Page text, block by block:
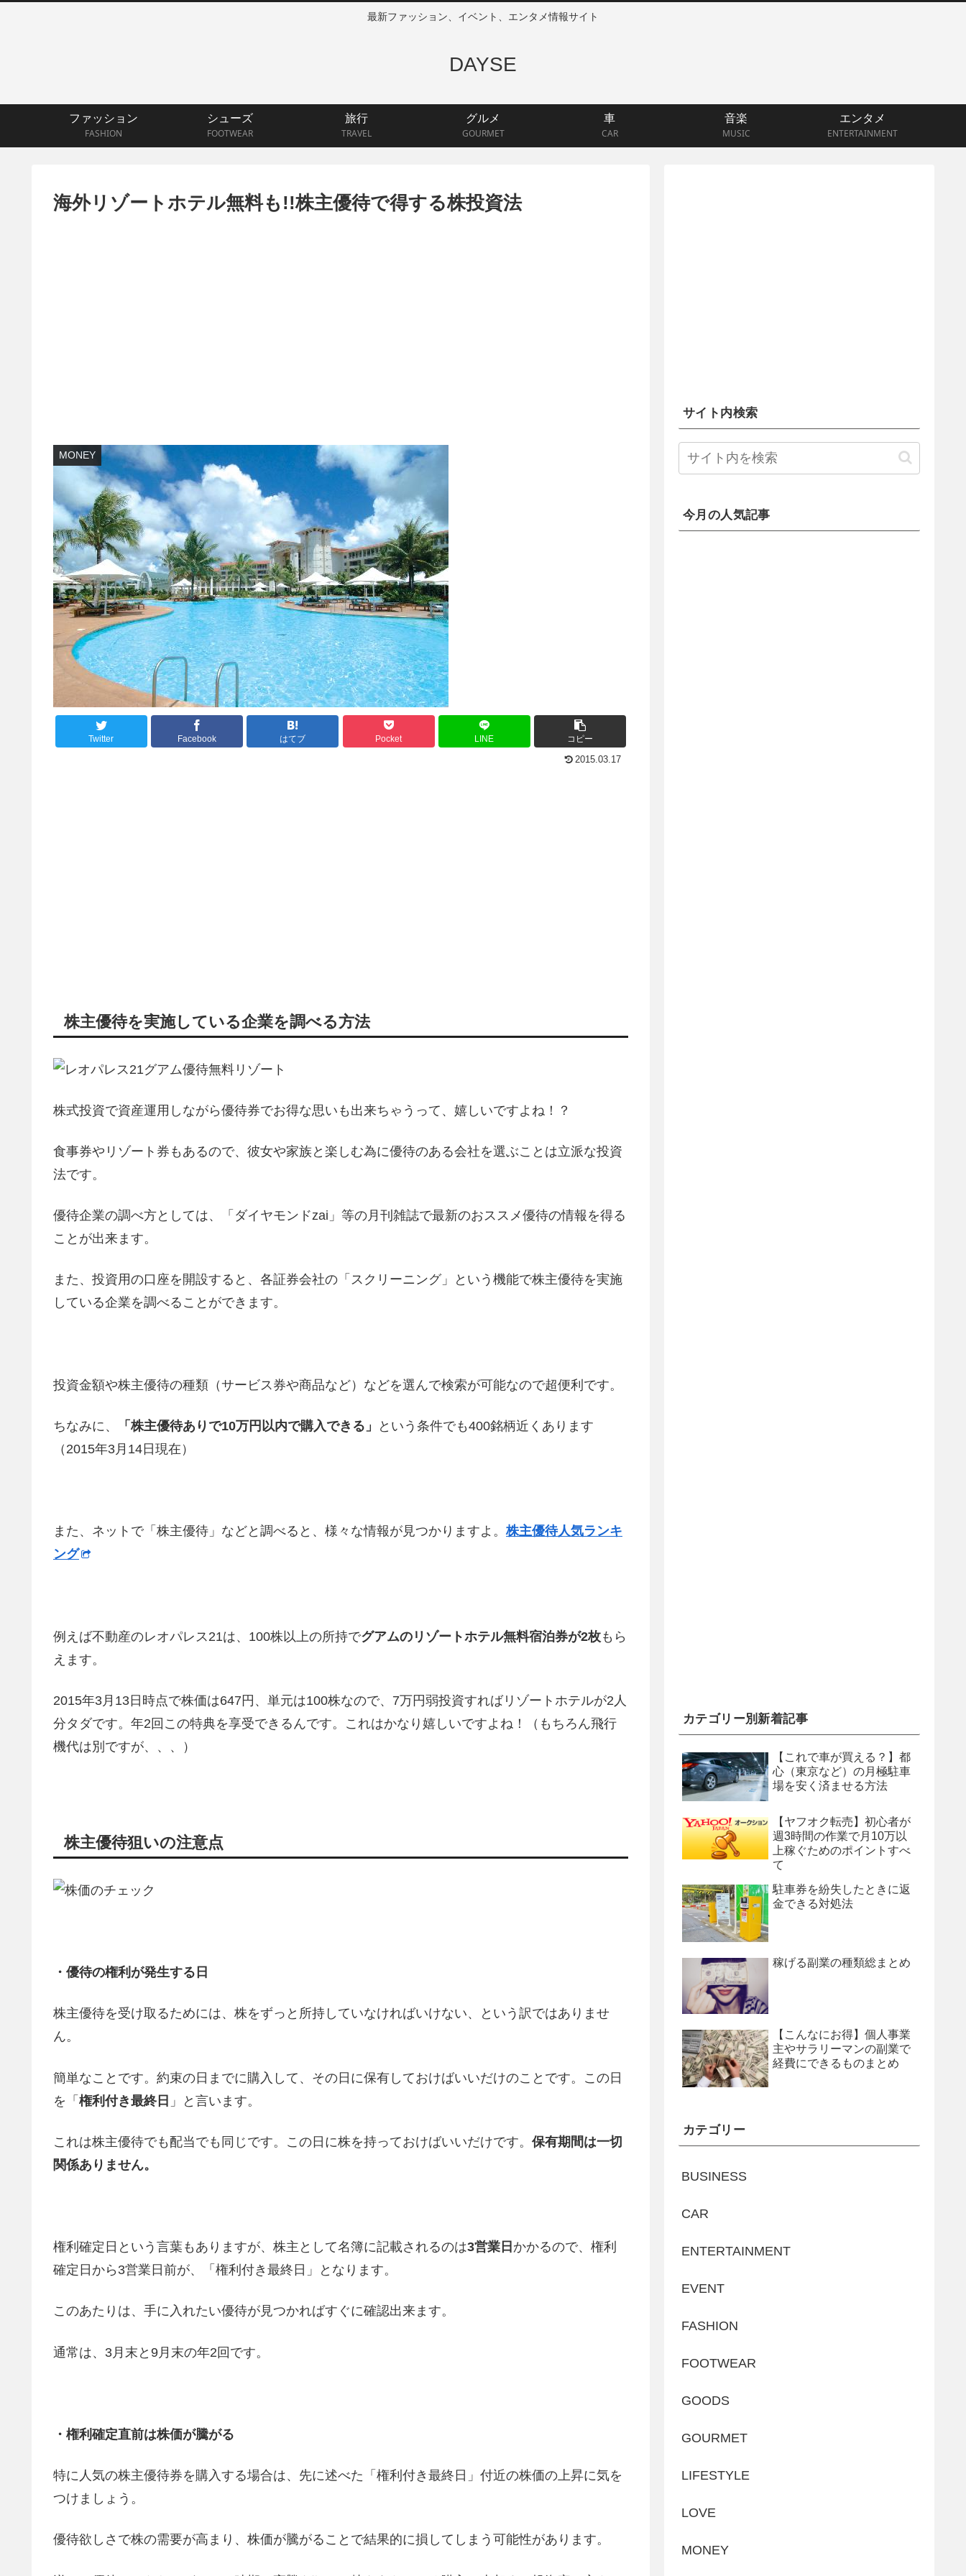
最新ファッション、イベント、エンタメ情報サイト
DAYSE
ファッション
FASHION
シューズ
FOOTWEAR
旅行
TRAVEL
グルメ
GOURMET
車
CAR
音楽
MUSIC
エンタメ
ENTERTAINMENT
海外リゾートホテル無料も!!株主優待で得する株投資法
MONEY
Twitter Facebook はてブ Pocket LINE コピー
2015.03.17
株主優待を実施している企業を調べる方法
株式投資で資産運用しながら優待券でお得な思いも出来ちゃうって、嬉しいですよね！？
食事券やリゾート券もあるので、彼女や家族と楽しむ為に優待のある会社を選ぶことは立派な投資
法です。
優待企業の調べ方としては、「ダイヤモンドzai」等の月刊雑誌で最新のおススメ優待の情報を得る
ことが出来ます。
また、投資用の口座を開設すると、各証券会社の「スクリーニング」という機能で株主優待を実施
している企業を調べることができます。
投資金額や株主優待の種類（サービス券や商品など）などを選んで検索が可能なので超便利です。
ちなみに、 「株主優待ありで10万円以内で購入できる」
という条件でも400銘柄近くあります
（2015年3月14日現在）
また、ネットで「株主優待」などと調べると、様々な情報が見つかりますよ。株主優待人気ランキ
ング
例えば不動産のレオパレス21は、100株以上の所持でグアムのリゾートホテル無料宿泊券が2枚もら
えます。
2015年3月13日時点で株価は647円、単元は100株なので、7万円弱投資すればリゾートホテルが2人
分タダです。年2回この特典を享受できるんです。これはかなり嬉しいですよね！（もちろん飛行
機代は別ですが、、、）
株主優待狙いの注意点
・優待の権利が発生する日
株主優待を受け取るためには、株をずっと所持していなければいけない、という訳ではありませ
ん。
簡単なことです。約束の日までに購入して、その日に保有しておけばいいだけのことです。この日
を「 権利付き最終日 」と言います。
これは株主優待でも配当でも同じです。この日に株を持っておけばいいだけです。 保有期間は一切
関係ありません。
権利確定日という言葉もありますが、株主として名簿に記載されるのは3営業日 かかるので、権利
確定日から3営業日前が、「権利付き最終日」となります。
このあたりは、手に入れたい優待が見つかればすぐに確認出来ます。
通常は、3月末と9月末の年2回です。
・権利確定直前は株価が騰がる
特に人気の株主優待券を購入する場合は、先に述べた「権利付き最終日」付近の株価の上昇に気を
つけましょう。
優待欲しさで株の需要が高まり、株価が騰がることで結果的に損してしまう可能性があります。
サイト内検索
今月の人気記事
カテゴリー別新着記事
【これで車が買える？】都
心（東京など）の月極駐車
場を安く済ませる方法
【ヤフオク転売】初心者が
週3時間の作業で月10万以
上稼ぐためのポイントすべ
て
駐車券を紛失したときに返
金できる対処法
稼げる副業の種類総まとめ
【こんなにお得】個人事業
主やサラリーマンの副業で
経費にできるものまとめ
カテゴリー
BUSINESS
CAR
ENTERTAINMENT
EVENT
FASHION
FOOTWEAR
GOODS
GOURMET
LIFESTYLE
LOVE
MONEY